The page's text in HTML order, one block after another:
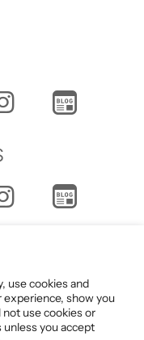
use cookies and
show you
use cookies or
you accept